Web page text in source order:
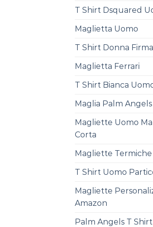
T Shirt Dsquared
Maglietta Uomo
T Shirt Donna
Maglietta Ferrari
T Shirt Bianca
Maglia Palm
Magliette Uomo
Corta
Magliette Termiche
T Shirt Uomo
Magliette
Amazon
Palm Angels T